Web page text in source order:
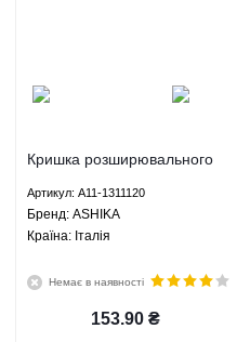
Кришка розширювального
Карі/Арізо 3/Тіго 2 - A11-
1311120 ASHIKA
Артикул: A11-1311120
Брeнд: ASHIKA
Країна: Італія
Немає в наявності
153.90 ₴